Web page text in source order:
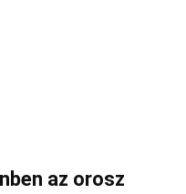
az orosz